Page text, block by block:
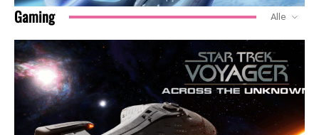
Gaming Alle